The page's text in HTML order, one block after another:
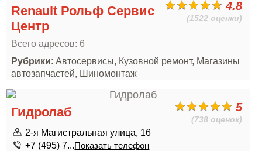
4.8
(1522 оценки)
Renault Рольф Сервис
Центр
Всего адресов: 6
Рубрики: Автосервисы, Кузовной ремонт, Магазины
автозапчастей, Шиномонтаж
5
(738 оценок)
Гидролаб
2-я Магистральная улица, 16
+7 (495) 7...Показать телефон